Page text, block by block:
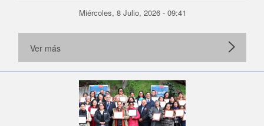
Miércoles, 8 Julio, 2026 - 09:41
Ver más